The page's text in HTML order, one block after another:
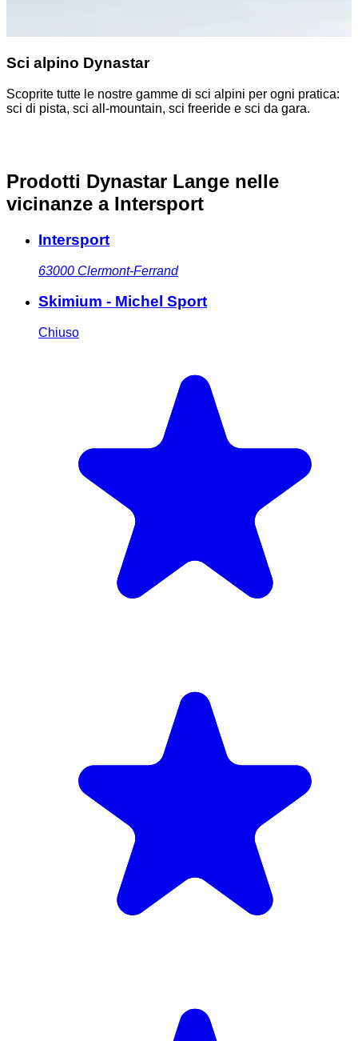
Sci alpino Dynastar
Scoprite tutte le nostre gamme di sci alpini per ogni pratica:
sci di pista, sci all-mountain, sci freeride e sci da gara.
Prodotti Dynastar Lange nelle
vicinanze a Intersport
Intersport
63000 Clermont-Ferrand
Skimium - Michel Sport
Chiuso